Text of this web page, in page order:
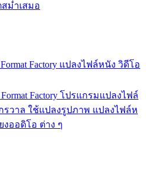
ม่ำเสมอ
Factory แปลงไฟล์หนัง วิดีโอ
Factory โปรแกรมแปลงไฟล์
รวาล ใช้แปลงรูปภาพ แปลงไฟล์ห
งออดิโอ ต่าง ๆ